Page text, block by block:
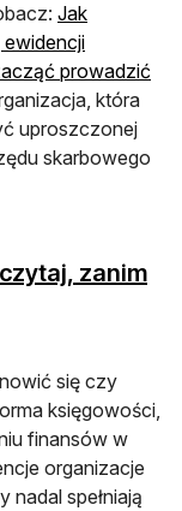
Jak
karcieprowadzić
się w nowej
która
uproszczonej
skarbowego
zanim
się czy
księgowości,
finansów w
organizacje
spełniają